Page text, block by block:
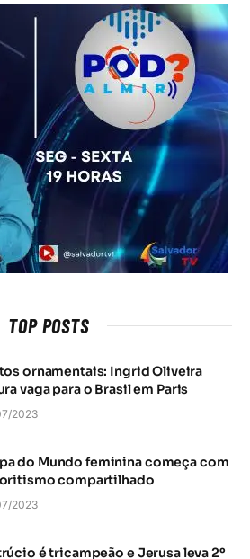
TOP POSTS
ornamentais: Ingrid Oliveira
vaga para o Brasil em Paris
2023
do Mundo feminina começa com
compartilhado
2023
é tricampeão e Jerusa leva 2º